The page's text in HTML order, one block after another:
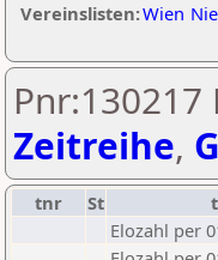
Vereinslisten:Wien
Zeitreihe,
tnr St
Elozahl per